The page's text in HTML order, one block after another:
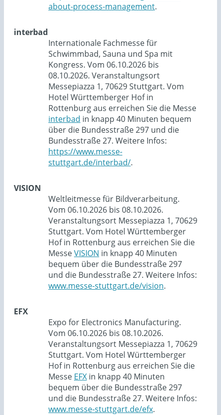
about-process-management.
interbad
Internationale Fachmesse für
Schwimmbad, Sauna und Spa mit
Kongress. Vom 06.10.2026 bis
08.10.2026. Veranstaltungsort
Messepiazza 1, 70629 Stuttgart. Vom
Hotel Württemberger Hof in
Rottenburg aus erreichen Sie die Messe
interbad in knapp 40 Minuten bequem
über die Bundesstraße 297 und die
Bundesstraße 27. Weitere Infos:
https://www.messe-
stuttgart.de/interbad/.
VISION
Weltleitmesse für Bildverarbeitung.
Vom 06.10.2026 bis 08.10.2026.
Veranstaltungsort Messepiazza 1, 70629
Stuttgart. Vom Hotel Württemberger
Hof in Rottenburg aus erreichen Sie die
MesseVISION in knapp 40 Minuten
bequem über die Bundesstraße 297
und die Bundesstraße 27. Weitere Infos:
www.messe-stuttgart.de/vision.
EFX
Expo for Electronics Manufacturing.
Vom 06.10.2026 bis 08.10.2026.
Veranstaltungsort Messepiazza 1, 70629
Stuttgart. Vom Hotel Württemberger
Hof in Rottenburg aus erreichen Sie die
Messe EFX in knapp 40 Minuten
bequem über die Bundesstraße 297
und die Bundesstraße 27. Weitere Infos:
www.messe-stuttgart.de/efx.